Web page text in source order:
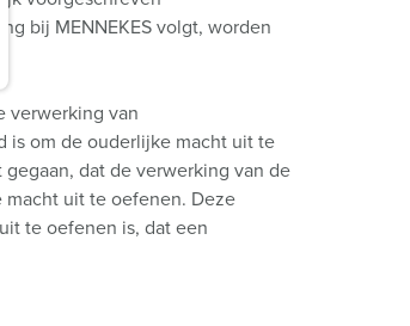
bij MENNEKES volgt, worden
verwerking van
is om de ouderlijke macht uit te
dat de verwerking van de
macht uit te oefenen. Deze
te oefenen is, dat een